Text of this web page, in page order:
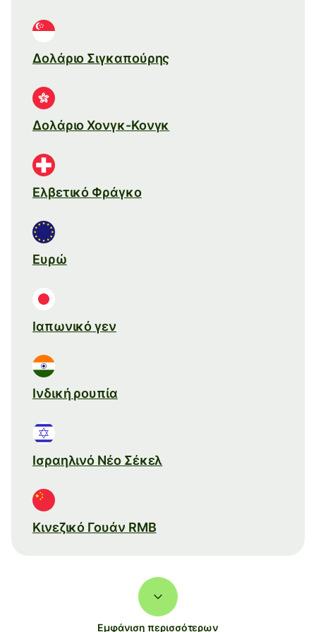
Δολάριο Σιγκαπούρης
Δολάριο Χονγκ-Κονγκ
Ελβετικό Φράγκο
Ευρώ
Ιαπωνικό γεν
Ινδική ρουπία
Ισραηλινό Νέο Σέκελ
Κινεζικό Γουάν RMB
Εμφάνιση περισσότερων